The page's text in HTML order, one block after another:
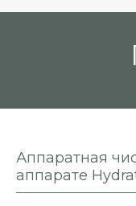
Аппаратная
аппарате